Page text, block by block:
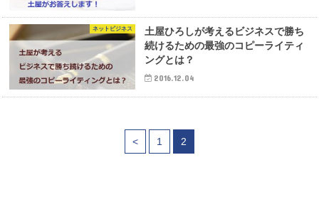
ネットビジネス
土屋ひろしが考えるビジネスで勝ち
続けるための最強のコピーライティ
ングとは？
2016.12.04
< 1 2